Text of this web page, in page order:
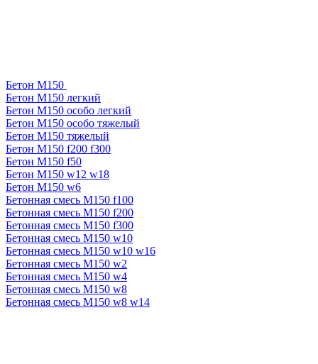
Бетон М150
Бетон М150 легкий
Бетон М150 особо легкий
Бетон М150 особо тяжелый
Бетон М150 тяжелый
Бетон М150 f200 f300
Бетон М150 f50
Бетон М150 w12 w18
Бетон М150 w6
Бетонная смесь М150 f100
Бетонная смесь М150 f200
Бетонная смесь М150 f300
Бетонная смесь М150 w10
Бетонная смесь М150 w10 w16
Бетонная смесь М150 w2
Бетонная смесь М150 w4
Бетонная смесь М150 w8
Бетонная смесь М150 w8 w14